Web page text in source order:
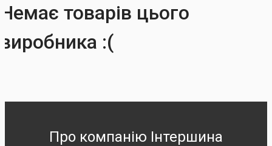
Немає товарів цього
виробника :(
Про компанію Інтершина